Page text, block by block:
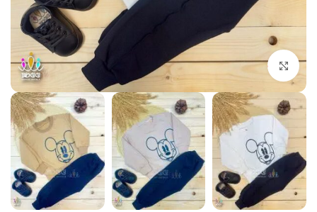
بزرگنمایی تصویر